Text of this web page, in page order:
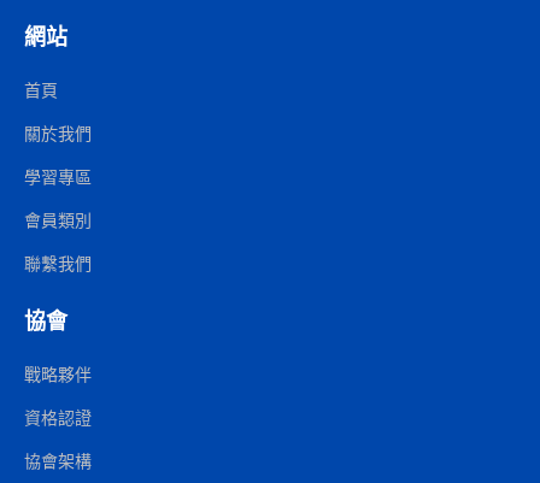
網站
首頁
關於我們
學習專區
會員類別
聯繫我們
協會
戰略夥伴
資格認證
協會架構